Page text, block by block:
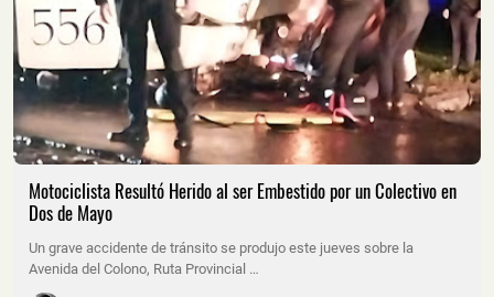
Motociclista Resultó Herido al ser Embestido por un Colectivo en
Dos de Mayo
Un grave accidente de tránsito se produjo este jueves sobre la
Avenida del Colono, Ruta Provincial …